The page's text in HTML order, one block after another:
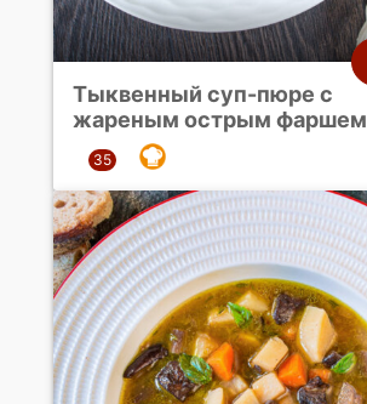
Тыквенный суп-пюре с
жареным острым фаршем